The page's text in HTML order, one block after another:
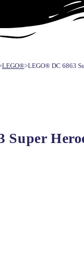
LEGO®>LEGO® DC 6863
Super